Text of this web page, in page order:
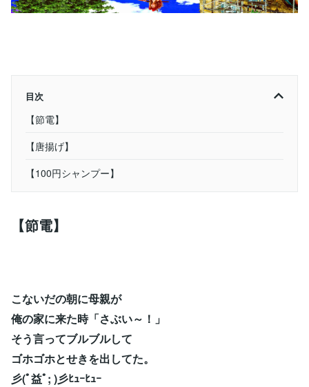
目次
【節電】
【唐揚げ】
【100円シャンプー】
【節電】
こないだの朝に母親が
俺の家に来た時「さぶい～！」
そう言ってブルブルして
ゴホゴホとせきを出してた。
彡(ﾟ益ﾟ; )彡ﾋｭｰﾋｭｰ